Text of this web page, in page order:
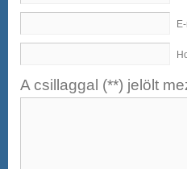
A csillaggal (**) jelölt